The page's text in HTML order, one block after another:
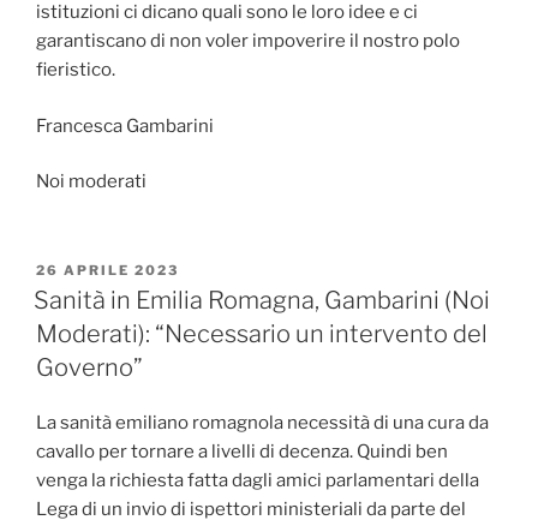
istituzioni ci dicano quali sono le loro idee e ci
garantiscano di non voler impoverire il nostro polo
fieristico.
Francesca Gambarini
Noi moderati
PUBBLICATO
IL
26 APRILE 2023
Sanità in Emilia Romagna, Gambarini (Noi
Moderati): “Necessario un intervento del
Governo”
La sanità emiliano romagnola necessità di una cura da
cavallo per tornare a livelli di decenza. Quindi ben
venga la richiesta fatta dagli amici parlamentari della
Lega di un invio di ispettori ministeriali da parte del